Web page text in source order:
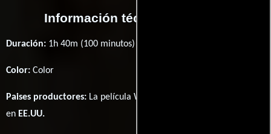
Información técnica y general
Duración: 1h 40m (100 minutos) .
Color: Color
Paises productores: La película We Can Be Heroes fué producida
en EE.UU.